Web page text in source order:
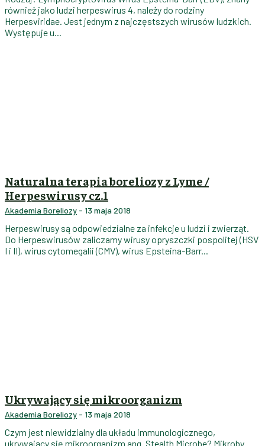
również jako ludzi herpeswirus 4, należy do rodziny
Herpesviridae. Jest jednym z najczęstszych wirusów ludzkich.
Występuje u...
Naturalna terapia boreliozy z Lyme /
Herpeswirusy cz.1
Akademia Boreliozy - 13 maja 2018
Herpeswirusy są odpowiedzialne za infekcje u ludzi i zwierząt.
Do Herpeswirusów zaliczamy wirusy opryszczki pospolitej (HSV
I i II), wirus cytomegalii (CMV), wirus Epsteina-Barr...
Ukrywający się mikroorganizm
Akademia Boreliozy - 13 maja 2018
Czym jest niewidzialny dla układu immunologicznego,
ukrywający się mikroorganizm ang. Stealth Microbe? Mikroby